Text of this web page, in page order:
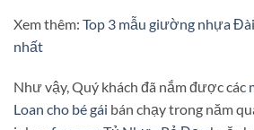
Xem thêm: Top 3 mẫu giường nhựa
nhất
Như vậy, Quý khách đã nắm được các
Loan cho bé gái bán chạy trong năm